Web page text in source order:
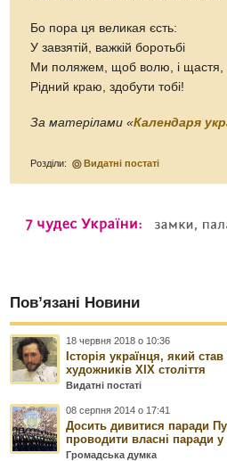
Бо пора ця великая єсть:
У завзятій, важкій боротьбі
Ми поляжем, щоб волю, і щастя, і
Рідний краю, здобути тобі!
За матерілами «Календаря
Розділи: Видатні постаті
Пов’язані Новини
18 червня 2018 о 10:36
Історія українця, який
художників ХІХ століття
Видатні постаті
08 серпня 2014 о 17:41
Досить дивитися паради
проводити власні паради у
Громадська думка